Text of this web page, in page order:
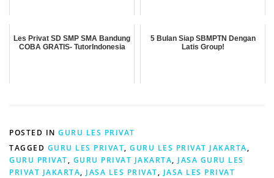
Les Privat SD SMP SMA Bandung
COBA GRATIS- TutorIndonesia
5 Bulan Siap SBMPTN Dengan
Latis Group!
POSTED IN GURU LES PRIVAT
TAGGED GURU LES PRIVAT, GURU LES PRIVAT JAKARTA,
GURU PRIVAT, GURU PRIVAT JAKARTA, JASA GURU LES
PRIVAT JAKARTA, JASA LES PRIVAT, JASA LES PRIVAT